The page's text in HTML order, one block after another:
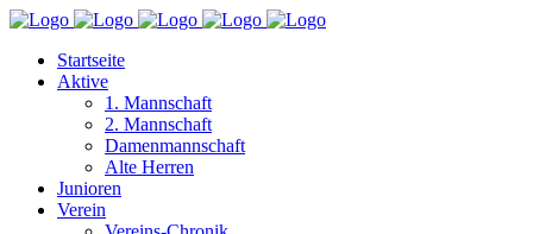
Startseite
Aktive
1. Mannschaft
2. Mannschaft
Damenmannschaft
Alte Herren
Junioren
Verein